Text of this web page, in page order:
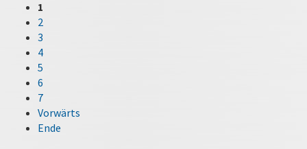
1
2
3
4
5
6
7
Vorwärts
Ende